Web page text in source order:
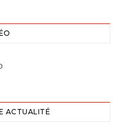
ACTUALITÉ